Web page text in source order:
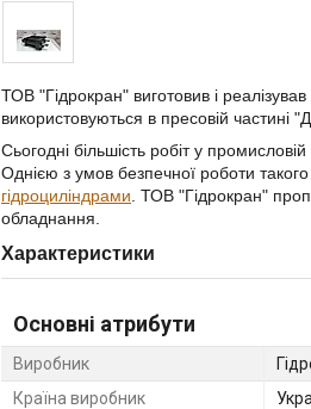
ТОВ "Гідрокран" виготовив і
використовуються в пресовій
Сьогодні більшість робіт у
Однією з умов безпечної роботи
гідроциліндрами . ТОВ "Гідрокран"
обладнання.
Характеристики
Основні атрибути
Виробник
Країна виробник